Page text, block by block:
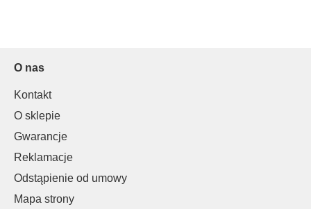
O nas
Kontakt
O sklepie
Gwarancje
Reklamacje
Odstąpienie od umowy
Mapa strony